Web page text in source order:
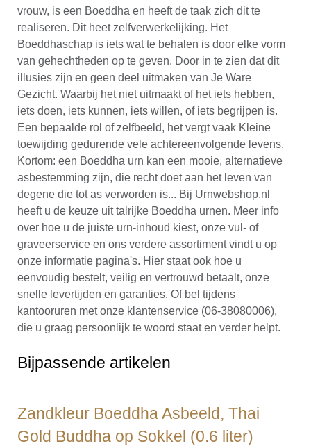
vrouw, is een Boeddha en heeft de taak zich dit te
realiseren. Dit heet zelfverwerkelijking. Het
Boeddhaschap is iets wat te behalen is door elke vorm
van gehechtheden op te geven. Door in te zien dat dit
illusies zijn en geen deel uitmaken van Je Ware
Gezicht. Waarbij het niet uitmaakt of het iets hebben,
iets doen, iets kunnen, iets willen, of iets begrijpen is.
Een bepaalde rol of zelfbeeld, het vergt vaak Kleine
toewijding gedurende vele achtereenvolgende levens.
Kortom: een Boeddha urn kan een mooie, alternatieve
asbestemming zijn, die recht doet aan het leven van
degene die tot as verworden is... Bij Urnwebshop.nl
heeft u de keuze uit talrijke Boeddha urnen. Meer info
over hoe u de juiste urn-inhoud kiest, onze vul- of
graveerservice en ons verdere assortiment vindt u op
onze informatie pagina's. Hier staat ook hoe u
eenvoudig bestelt, veilig en vertrouwd betaalt, onze
snelle levertijden en garanties. Of bel tijdens
kantooruren met onze klantenservice (06-38080006),
die u graag persoonlijk te woord staat en verder helpt.
Bijpassende artikelen
Zandkleur Boeddha Asbeeld, Thai
Gold Buddha op Sokkel (0.6 liter)